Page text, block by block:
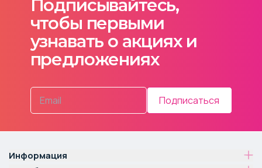
Подписывайтесь,
чтобы первыми
узнавать о акциях и
предложениях
Подписаться
Информация